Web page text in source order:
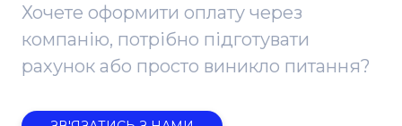
Хочете оформити оплату через
компанію, потрібно підготувати
рахунок або просто виникло питання?